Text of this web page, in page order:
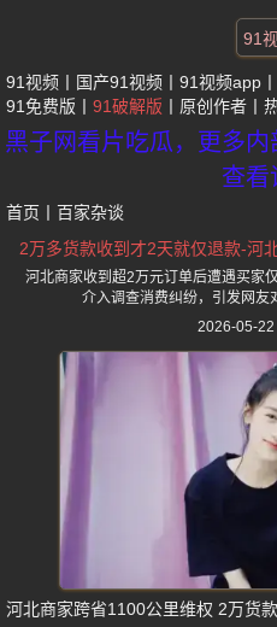
91
91视频 国产91视频 91视频app
91免费版
91破解版 原创作者
黑子网看片吃瓜，更多
查看
首页 百家杂谈
2万多货款收到才2天就仅退款-河
河北商家收到超2万元订单后遭遇买家
介入调查消费纠纷，引发网友
2026-05-22
河北商家跨省1100公里维权 2万货